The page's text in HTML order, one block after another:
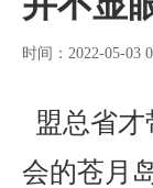
时间：2022-05-03
盟总省
会的苍月